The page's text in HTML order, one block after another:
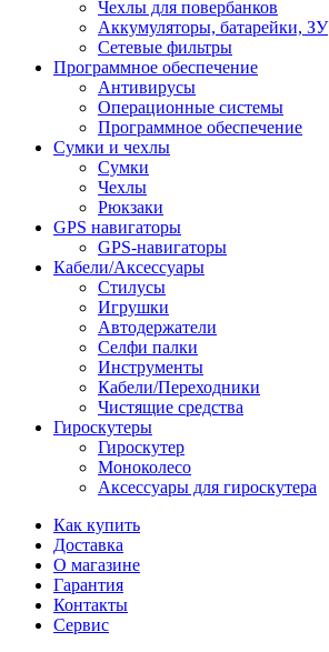
Чехлы для повербанков
Аккумуляторы, батарейки, ЗУ
Сетевые фильтры
Программное обеспечение
Антивирусы
Операционные системы
Программное обеспечение
Сумки и чехлы
Сумки
Чехлы
Рюкзаки
GPS навигаторы
GPS-навигаторы
Кабели/Аксессуары
Стилусы
Игрушки
Автодержатели
Селфи палки
Инструменты
Кабели/Переходники
Чистящие средства
Гироскутеры
Гироскутер
Моноколесо
Аксессуары для гироскутера
Как купить
Доставка
О магазине
Гарантия
Контакты
Сервис